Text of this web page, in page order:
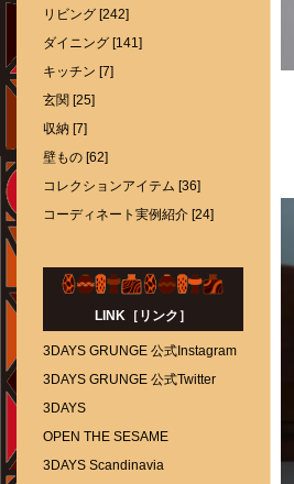
リビング [242]
ダイニング [141]
キッチン [7]
玄関 [25]
収納 [7]
壁もの [62]
コレクションアイテム [36]
コーディネート実例紹介 [24]
LINK［リンク］
3DAYS GRUNGE 公式Instagram
3DAYS GRUNGE 公式Twitter
3DAYS
OPEN THE SESAME
3DAYS Scandinavia